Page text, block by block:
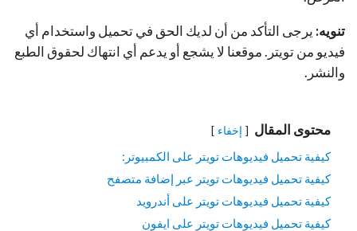
تنويه: يرجى التأكد من أن لديك الحق في تحميل واستخدام أي
فيديو من تويتر. موقعنا لا يشجع أو يدعم أي انتهاك لحقوق الطبع
والنشر.
محتوى المقال إخفاء
كيفية تحميل فيديوهات تويتر على الكمبيوتر:
كيفية تحميل فيديوهات تويتر عبر إضافة متصفح
كيفية تحميل فيديوهات تويتر على أندرويد
كيفية تحميل فيديوهات تويتر على ايفون